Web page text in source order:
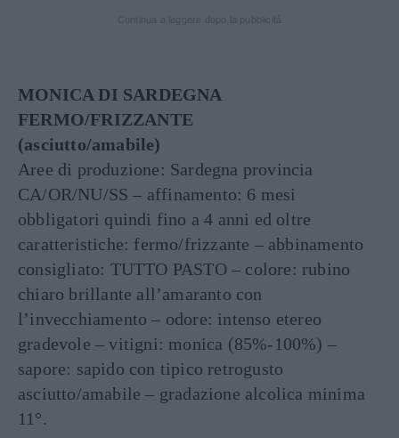
MONICA DI SARDEGNA
FERMO/FRIZZANTE
(asciutto/amabile)
Aree di produzione: Sardegna provincia
CA/OR/NU/SS – affinamento: 6 mesi
obbligatori quindi fino a 4 anni ed oltre
caratteristiche: fermo/frizzante – abbinamento
consigliato: TUTTO PASTO – colore: rubino
chiaro brillante all’amaranto con
l’invecchiamento – odore: intenso etereo
gradevole – vitigni: monica (85%-100%) –
sapore: sapido con tipico retrogusto
asciutto/amabile – gradazione alcolica minima
11°.